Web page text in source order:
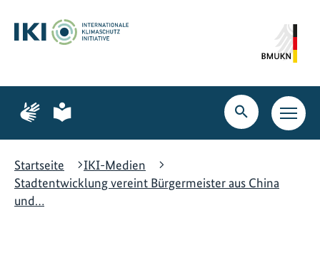
Hauptinhalt
springen
Suche
springen
Hauptnavigation
springen
Zur
Seite
Gebärdensprache
Zur
Seite
leichte
Suche
öffnen
Startseite
IKI-Medien
Stadtentwicklung vereint Bürgermeister aus China
und…